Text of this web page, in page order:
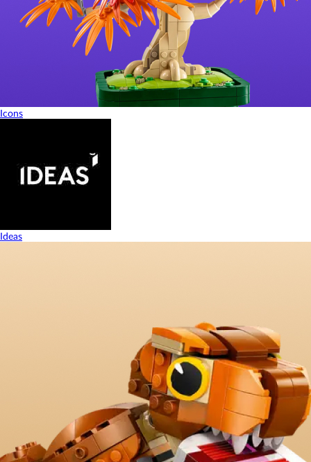
Icons
Ideas